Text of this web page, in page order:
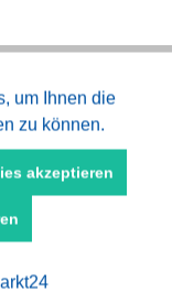
Aktiv
Aktiv
um Ihnen die
zu können.
akzeptieren